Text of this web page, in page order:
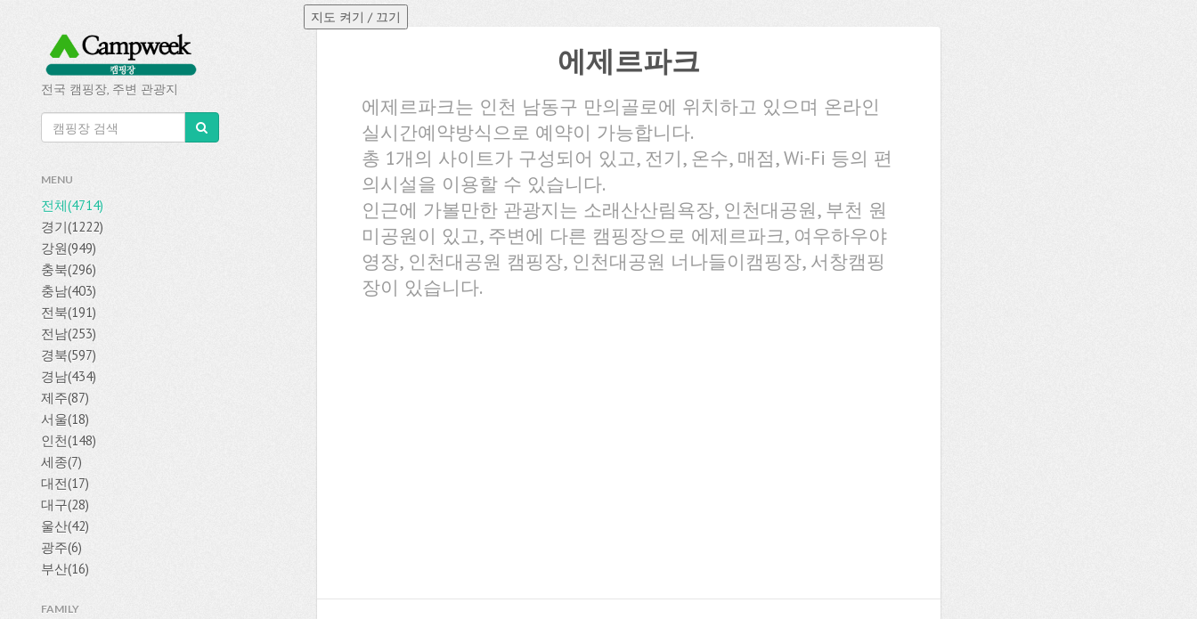
전국 캠핑장, 주변 관광지
MENU
전체(4714)
경기(1222)
강원(949)
충북(296)
충남(403)
전북(191)
전남(253)
경북(597)
경남(434)
제주(87)
서울(18)
인천(148)
세종(7)
대전(17)
대구(28)
울산(42)
광주(6)
부산(16)
FAMILY
에제르파크
에제르파크는 인천 남동구 만의골로에 위치하고 있으며 온라인
실시간예약방식으로 예약이 가능합니다.
총 1개의 사이트가 구성되어 있고, 전기, 온수, 매점, Wi-Fi 등의 편
의시설을 이용할 수 있습니다.
인근에 가볼만한 관광지는 소래산산림욕장, 인천대공원, 부천 원
미공원이 있고, 주변에 다른 캠핑장으로 에제르파크, 여우하우야
영장, 인천대공원 캠핑장, 인천대공원 너나들이캠핑장, 서창캠핑
장이 있습니다.